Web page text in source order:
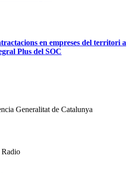
en empreses del territori a
Plus del SOC